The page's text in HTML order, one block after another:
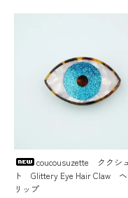
coucousuzette ククシ
ト Glittery Eye Hair Claw ヘ
リップ